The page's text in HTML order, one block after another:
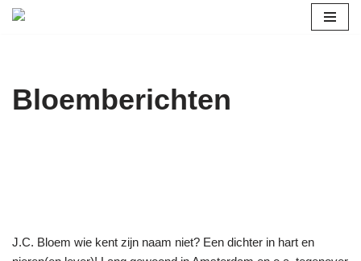
inhoud
Bloemberichten
J.C. Bloem wie kent zijn naam niet? Een dichter in hart en